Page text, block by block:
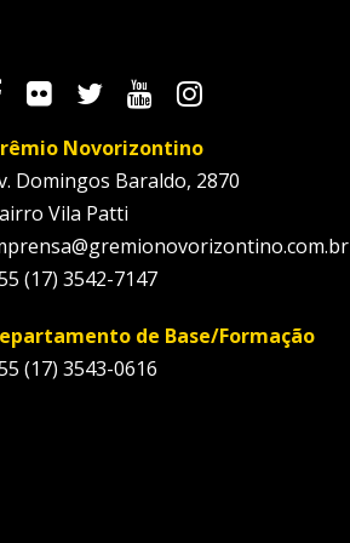
Novorizontino
Domingos Baraldo, 2870
Vila Patti
(17) 3542-7147
de Base/Formação
(17) 3543-0616